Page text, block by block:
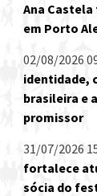
Ana
em Porto
02/08/2026
identidade,
brasileira e
promissor
31/07/2026
fortalece
sócia do